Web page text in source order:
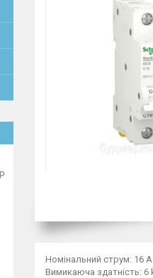
Номінальний струм: 16 A
Вимикаюча здатність: 6